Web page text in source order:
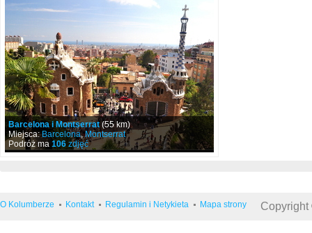
Barcelona i Montserrat(55 km)
Miejsca:Barcelona,Montserrat
Podróż ma 106 zdjęć
O Kolumberze Kontakt Regulamin i Netykieta Mapa strony